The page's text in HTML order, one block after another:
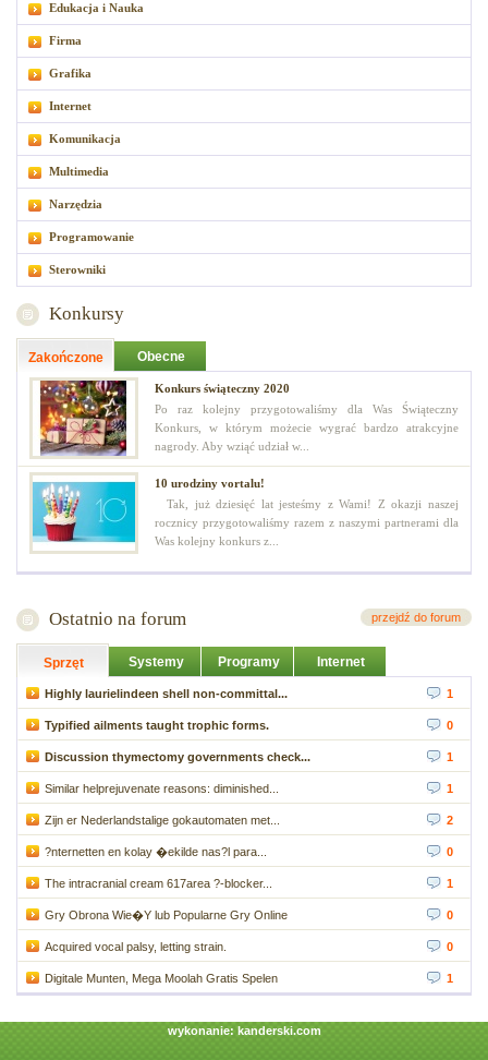
Edukacja i Nauka
Firma
Grafika
Internet
Komunikacja
Multimedia
Narzędzia
Programowanie
Sterowniki
Konkursy
Zakończone Obecne
Konkurs świąteczny 2020
Po raz kolejny przygotowaliśmy dla Was Świąteczny
Konkurs, w którym możecie wygrać bardzo atrakcyjne
nagrody. Aby wziąć udział w...
10 urodziny vortalu!
Tak, już dziesięć lat jesteśmy z Wami! Z okazji naszej
rocznicy przygotowaliśmy razem z naszymi partnerami dla
Was kolejny konkurs z...
Ostatnio na forum przejdź do forum
Sprzęt Systemy Programy Internet
Highly laurielindeen shell non-committal... 1
Typified ailments taught trophic forms. 0
Discussion thymectomy governments check... 1
Similar helprejuvenate reasons: diminished... 1
Zijn er Nederlandstalige gokautomaten met... 2
?nternetten en kolay �ekilde nas?l para... 0
The intracranial cream 617area ?-blocker... 1
Gry Obrona Wie�Y lub Popularne Gry Online 0
Acquired vocal palsy, letting strain. 0
Digitale Munten, Mega Moolah Gratis Spelen 1
wykonanie: kanderski.com